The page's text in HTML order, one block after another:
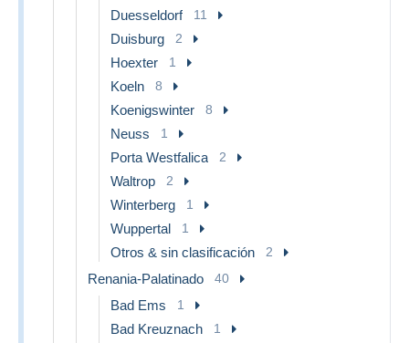
Duesseldorf 11
Duisburg 2
Hoexter 1
Koeln 8
Koenigswinter 8
Neuss 1
Porta Westfalica 2
Waltrop 2
Winterberg 1
Wuppertal 1
Otros & sin clasificación 2
Renania-Palatinado 40
Bad Ems 1
Bad Kreuznach 1